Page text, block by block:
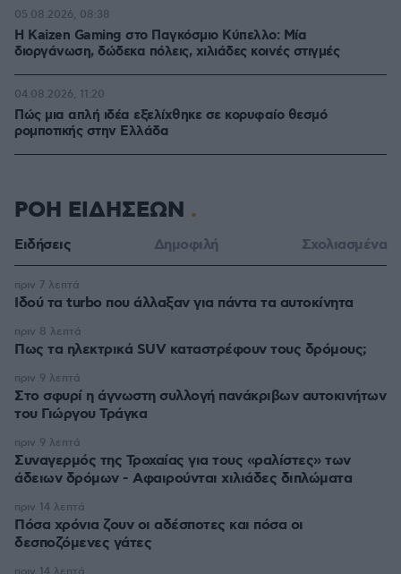
H Kaizen Gaming στο Παγκόσμιο Kύπελλο: Μία
διοργάνωση, δώδεκα πόλεις, χιλιάδες κοινές στιγμές
05.08.2026, 08:38
Πώς μια απλή ιδέα εξελίχθηκε σε κορυφαίο θεσμό
ρομποτικής στην Ελλάδα
04.08.2026, 11:20
ΡΟΗ ΕΙΔΗΣΕΩΝ
Ειδήσεις Δημοφιλή Σχολιασμένα
Ιδού τα turbo που άλλαξαν για πάντα τα αυτοκίνητα
πριν 7 λεπτά
Πως τα ηλεκτρικά SUV καταστρέφουν τους δρόμους;
πριν 8 λεπτά
Στο σφυρί η άγνωστη συλλογή πανάκριβων αυτοκινήτων
του Γιώργου Τράγκα
πριν 9 λεπτά
Συναγερμός της Τροχαίας για τους «ραλίστες» των
άδειων δρόμων - Αφαιρούνται χιλιάδες διπλώματα
πριν 9 λεπτά
Πόσα χρόνια ζουν οι αδέσποτες και πόσα οι
δεσποζόμενες γάτες
πριν 14 λεπτά